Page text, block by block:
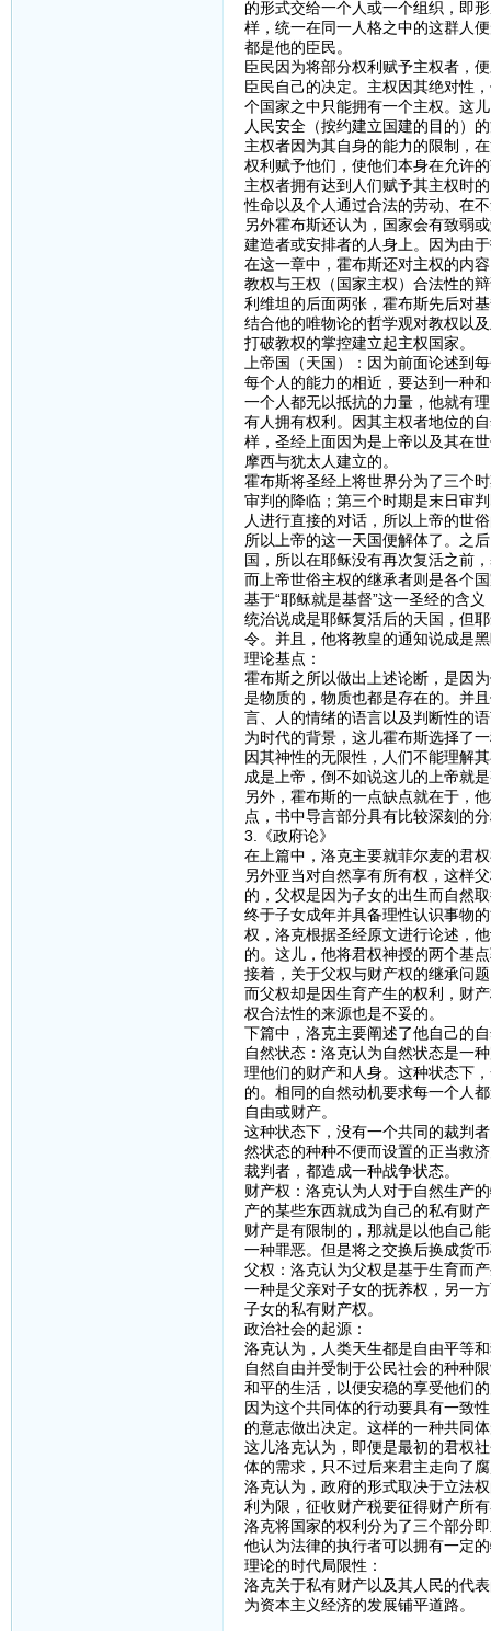
的形式交给一个人或一个组织，即
样，统一在同一人格之中的这群人
都是他的臣民。
臣民因为将部分权利赋予主权者，
臣民自己的决定。主权因其绝对性
个国家之中只能拥有一个主权。这
人民安全（按约建立国建的目的）
主权者因为其自身的能力的限制，
权利赋予他们，使他们本身在允许
主权者拥有达到人们赋予其主权时
性命以及个人通过合法的劳动、在
另外霍布斯还认为，国家会有致弱
建造者或安排者的人身上。因为由
在这一章中，霍布斯还对主权的内
教权与王权（国家主权）合法性的
利维坦的后面两张，霍布斯先后对
结合他的唯物论的哲学观对教权以
打破教权的掌控建立起主权国家。
上帝国（天国）：因为前面论述到
每个人的能力的相近，要达到一种
一个人都无以抵抗的力量，他就有
有人拥有权利。因其主权者地位的
样，圣经上面因为是上帝以及其在
摩西与犹太人建立的。
霍布斯将圣经上将世界分为了三个
审判的降临；第三个时期是末日审
人进行直接的对话，所以上帝的世
所以上帝的这一天国便解体了。之
国，所以在耶稣没有再次复活之前
而上帝世俗主权的继承者则是各个
基于“耶稣就是基督”这一圣经的含
统治说成是耶稣复活后的天国，但
令。并且，他将教皇的通知说成是
理论基点：
霍布斯之所以做出上述论断，是因
是物质的，物质也都是存在的。并
言、人的情绪的语言以及判断性的
为时代的背景，这儿霍布斯选择了
因其神性的无限性，人们不能理解
成是上帝，倒不如说这儿的上帝就
另外，霍布斯的一点缺点就在于，
点，书中导言部分具有比较深刻的
3.《政府论》
在上篇中，洛克主要就菲尔麦的君
另外亚当对自然享有所有权，这样
的，父权是因为子女的出生而自然
终于子女成年并具备理性认识事物
权，洛克根据圣经原文进行论述，
的。这儿，他将君权神授的两个基
接着，关于父权与财产权的继承问
而父权却是因生育产生的权利，财
权合法性的来源也是不妥的。
下篇中，洛克主要阐述了他自己的
自然状态：洛克认为自然状态是一
理他们的财产和人身。这种状态下
的。相同的自然动机要求每一个人
自由或财产。
这种状态下，没有一个共同的裁判
然状态的种种不便而设置的正当救
裁判者，都造成一种战争状态。
财产权：洛克认为人对于自然生产
产的某些东西就成为自己的私有财
财产是有限制的，那就是以他自己
一种罪恶。但是将之交换后换成货
父权：洛克认为父权是基于生育而
一种是父亲对子女的抚养权，另一
子女的私有财产权。
政治社会的起源：
洛克认为，人类天生都是自由平等
自然自由并受制于公民社会的种种
和平的生活，以便安稳的享受他们
因为这个共同体的行动要具有一致
的意志做出决定。这样的一种共同
这儿洛克认为，即便是最初的君权
体的需求，只不过后来君主走向了
洛克认为，政府的形式取决于立法
利为限，征收财产税要征得财产所
洛克将国家的权利分为了三个部分
他认为法律的执行者可以拥有一定
理论的时代局限性：
洛克关于私有财产以及其人民的代
为资本主义经济的发展铺平道路。